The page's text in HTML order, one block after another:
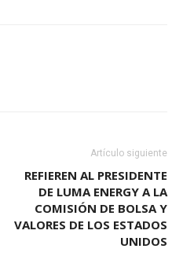
Artículo siguiente
REFIEREN AL PRESIDENTE
DE LUMA ENERGY A LA
COMISIÓN DE BOLSA Y
VALORES DE LOS ESTADOS
UNIDOS